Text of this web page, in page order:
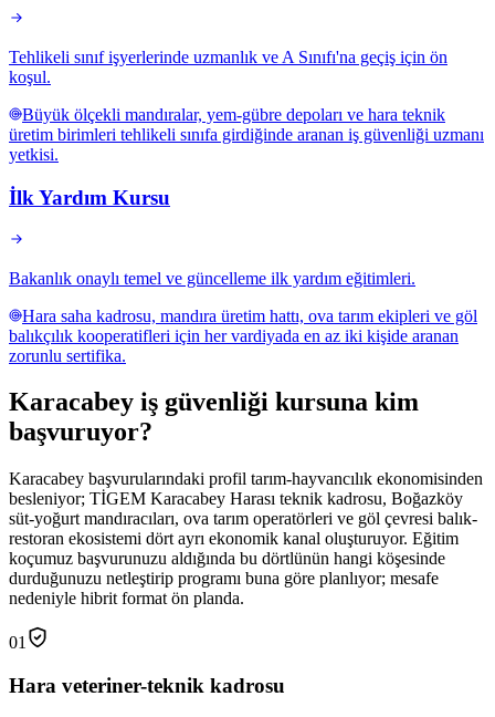
Tehlikeli sınıf işyerlerinde uzmanlık ve A Sınıfı'na geçiş için ön
koşul.
Büyük ölçekli mandıralar, yem-gübre depoları ve hara teknik
üretim birimleri tehlikeli sınıfa girdiğinde aranan iş güvenliği uzmanı
yetkisi.
İlk Yardım Kursu
Bakanlık onaylı temel ve güncelleme ilk yardım eğitimleri.
Hara saha kadrosu, mandıra üretim hattı, ova tarım ekipleri ve göl
balıkçılık kooperatifleri için her vardiyada en az iki kişide aranan
zorunlu sertifika.
Karacabey iş güvenliği kursuna kim
başvuruyor?
Karacabey başvurularındaki profil tarım-hayvancılık ekonomisinden
besleniyor; TİGEM Karacabey Harası teknik kadrosu, Boğazköy
süt-yoğurt mandıracıları, ova tarım operatörleri ve göl çevresi balık-
restoran ekosistemi dört ayrı ekonomik kanal oluşturuyor. Eğitim
koçumuz başvurunuzu aldığında bu dörtlünün hangi köşesinde
durduğunuzu netleştirip programı buna göre planlıyor; mesafe
nedeniyle hibrit format ön planda.
01
Hara veteriner-teknik kadrosu